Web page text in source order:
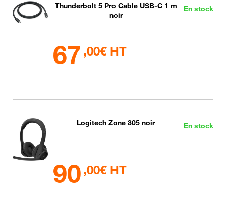
En stock
Thunderbolt 5 Pro Cable USB-C 1 m
noir
67 ,00€ HT
En stock
Logitech Zone 305 noir
90 ,00€ HT